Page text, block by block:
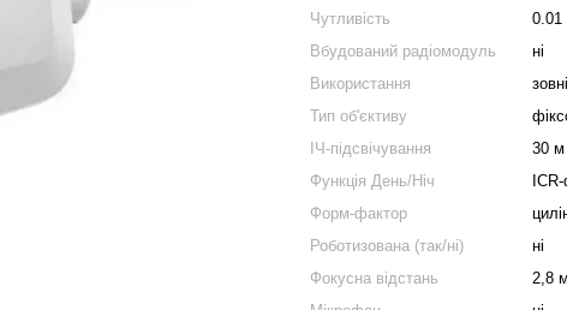
Чутливість
0.01
Вбудований радіомодуль
ні
Використання
Тип об'єктиву
ІЧ-підсвічування
30 м
Функція День/Ніч
Форм-фактор
Роботизована (так/ні)
ні
Фокусна відстань
2,8